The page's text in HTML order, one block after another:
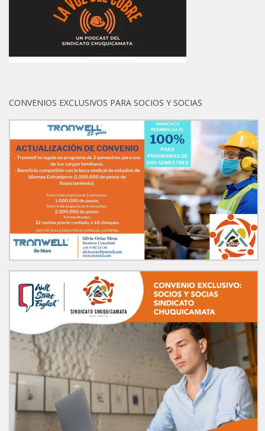
CONVENIOS EXCLUSIVOS PARA SOCIOS Y SOCIAS